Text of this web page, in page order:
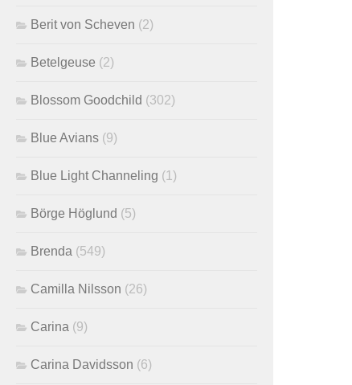
Berit von Scheven (2)
Betelgeuse (2)
Blossom Goodchild (302)
Blue Avians (9)
Blue Light Channeling (1)
Börge Höglund (5)
Brenda (549)
Camilla Nilsson (26)
Carina (9)
Carina Davidsson (6)